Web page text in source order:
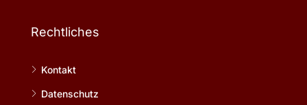
Rechtliches
Kontakt
Datenschutz